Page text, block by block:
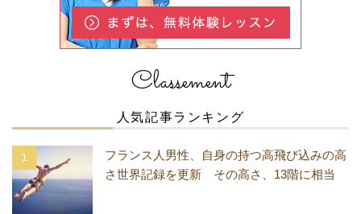
Classement
人気記事ランキング
フランス人男性、自身の持つ高飛び込みの高
さ世界記録を更新 その高さ、13階に相当